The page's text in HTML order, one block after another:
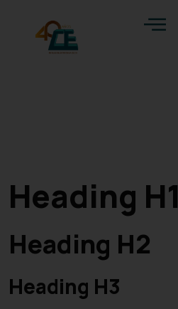
Heading H1
Heading H2
Heading H3